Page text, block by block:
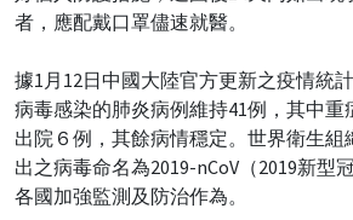
者，應配戴口罩儘速就醫。
據1月12日中國大陸官方更新之疫情統
病毒感染的肺炎病例維持41例，其中重
出院６例，其餘病情穩定。世界衛生組
出之病毒命名為2019-nCoV（2019新型
各國加強監測及防治作為。